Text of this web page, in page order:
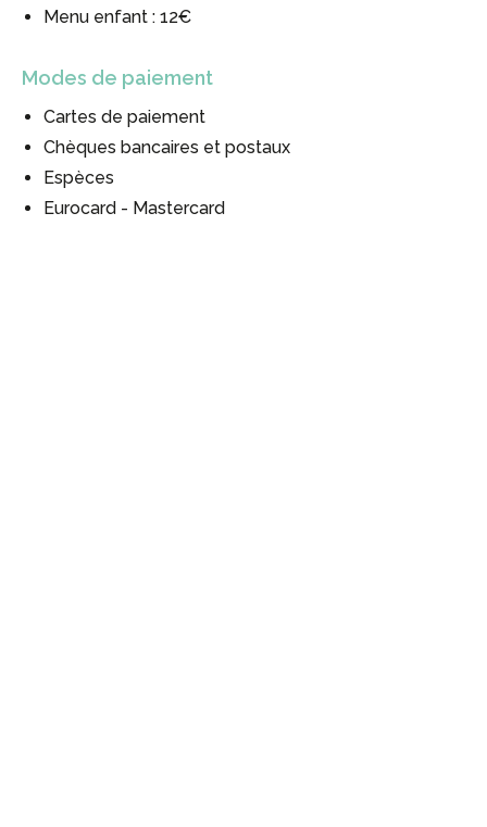
Menu enfant : 12€
Modes de paiement
Cartes de paiement
Chèques bancaires et postaux
Espèces
Eurocard - Mastercard